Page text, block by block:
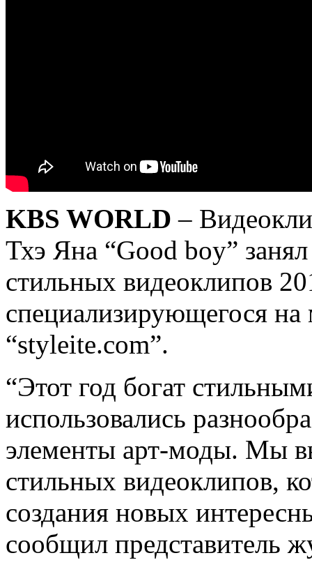
KBS WORLD –
Тхэ Яна “Good boy”
стильных видеоклипов
специализирующегося
“styleite.com”.
“Этот год богат
использовались
элементы арт-моды. Мы
стильных видеоклипов,
создания новых
сообщил представитель